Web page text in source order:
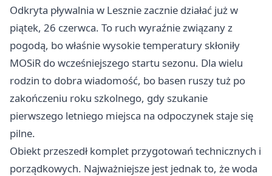
Odkryta pływalnia w Lesznie zacznie działać już w
piątek, 26 czerwca. To ruch wyraźnie związany z
pogodą, bo właśnie wysokie temperatury skłoniły
MOSiR do wcześniejszego startu sezonu. Dla wielu
rodzin to dobra wiadomość, bo basen ruszy tuż po
zakończeniu roku szkolnego, gdy szukanie
pierwszego letniego miejsca na odpoczynek staje się
pilne.
Obiekt przeszedł komplet przygotowań technicznych i
porządkowych. Najważniejsze jest jednak to, że woda